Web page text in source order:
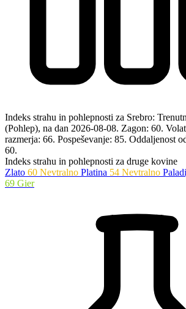
Indeks strahu in pohlepnosti za Srebro:
(Pohlep), na dan 2026-08-08. Zagon: 60.
razmerja: 66. Pospeševanje: 85. Oddaljenost
60.
Indeks strahu in pohlepnosti za druge kovine
Zlato 60 Nevtralno Platina 54 Nevtralno
69 Gier